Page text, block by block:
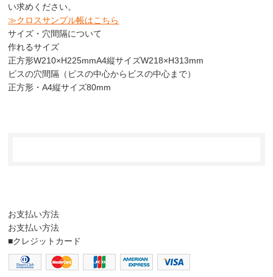
い求めください。
≫クロスサンプル帳はこちら
サイズ・穴間隔について
作れるサイズ
正方形W210×H225mmA4縦サイズW218×H313mm
ビスの穴間隔（ビスの中心からビスの中心まで）
正方形・A4縦サイズ80mm
お支払い方法
お支払い方法
■クレジットカード